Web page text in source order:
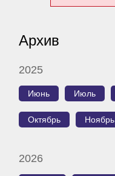
Архив
2025
Июнь Июль
Октябрь Ноябрь
2026